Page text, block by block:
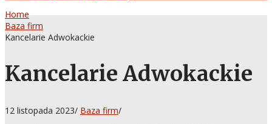
Home
Baza firm
Kancelarie Adwokackie
Kancelarie Adwokackie
12 listopada 2023/ Baza firm/